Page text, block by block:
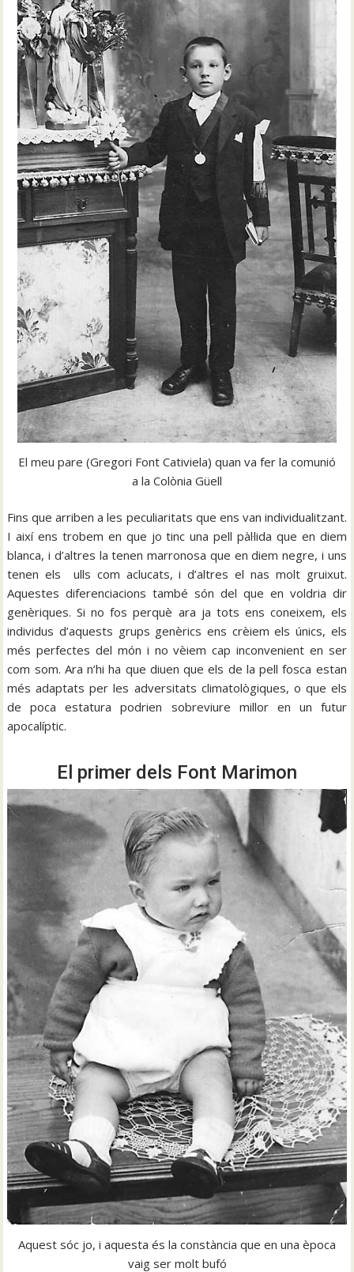
El meu pare (Gregori Font Cativiela) quan va fer la comunió
a la Colònia Güell
Fins que arriben a les peculiaritats que ens van individualitzant.
I així ens trobem en que jo tinc una pell pàl·lida que en diem
blanca, i d’altres la tenen marronosa que en diem negre, i uns
tenen els ulls com aclucats, i d’altres el nas molt gruixut.
Aquestes diferenciacions també són del que en voldria dir
genèriques. Si no fos perquè ara ja tots ens coneixem, els
individus d’aquests grups genèrics ens crèiem els únics, els
més perfectes del món i no vèiem cap inconvenient en ser
com som. Ara n’hi ha que diuen que els de la pell fosca estan
més adaptats per les adversitats climatològiques, o que els
de poca estatura podrien sobreviure millor en un futur
apocalíptic.
El primer dels Font Marimon
Aquest sóc jo, i aquesta és la constància que en una època
vaig ser molt bufó